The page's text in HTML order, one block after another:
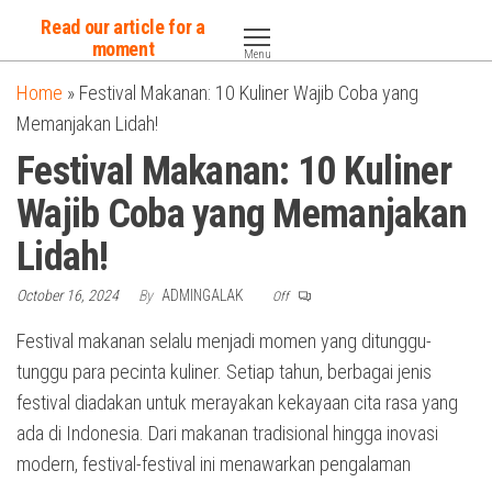
content
Read our article for a
moment
Menu
Home » Festival Makanan: 10 Kuliner Wajib Coba yang
Memanjakan Lidah!
Festival Makanan: 10 Kuliner
Wajib Coba yang Memanjakan
Lidah!
October 16, 2024 By ADMINGALAK Off
Festival makanan selalu menjadi momen yang ditunggu-
tunggu para pecinta kuliner. Setiap tahun, berbagai jenis
festival diadakan untuk merayakan kekayaan cita rasa yang
ada di Indonesia. Dari makanan tradisional hingga inovasi
modern, festival-festival ini menawarkan pengalaman